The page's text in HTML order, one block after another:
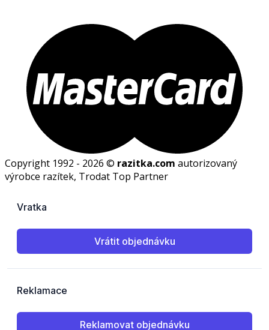
Copyright 1992 - 2026 © razitka.com autorizovaný
výrobce razítek, Trodat Top Partner